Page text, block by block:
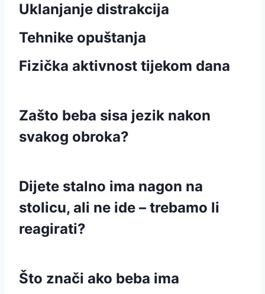
Uklanjanje distrakcija
Tehnike opuštanja
Fizička aktivnost tijekom dana
Zašto beba sisa jezik nakon
svakog obroka?
Dijete stalno ima nagon na
stolicu, ali ne ide – trebamo li
reagirati?
Što znači ako beba ima